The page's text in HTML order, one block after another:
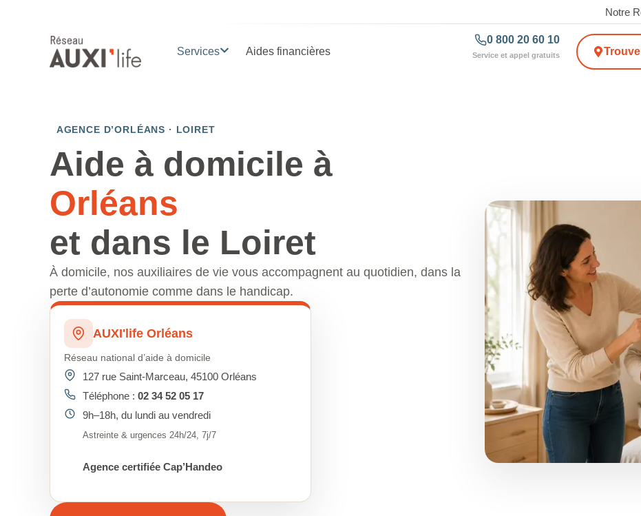
Notre
Services Aides financières
0 800 20 60 10
Service et appel gratuits
AGENCE D’ORLÉANS · LOIRET
Aide à domicile à
Orléans
et dans le Loiret
À domicile, nos auxiliaires de vie vous accompagnent au quotidien, dans la
perte d’autonomie comme dans le handicap.
AUXI'life Orléans
Réseau national d’aide à domicile
127 rue Saint-Marceau, 45100 Orléans
Téléphone : 02 34 52 05 17
9h–18h, du lundi au vendredi
Astreinte & urgences 24h/24, 7j/7
Agence certifiée Cap’Handeo